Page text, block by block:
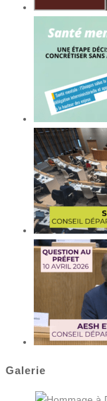
Galerie